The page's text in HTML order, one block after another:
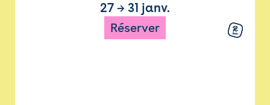
27 → 31 janv.
Réserver